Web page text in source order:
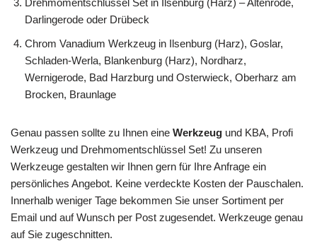
Darlingerode oder Drübeck
Chrom Vanadium Werkzeug in Ilsenburg (Harz), Goslar,
Schladen-Werla, Blankenburg (Harz), Nordharz,
Wernigerode, Bad Harzburg und Osterwieck, Oberharz am
Brocken, Braunlage
Genau passen sollte zu Ihnen eine Werkzeug und KBA, Profi
Werkzeug und Drehmomentschlüssel Set! Zu unseren
Werkzeuge gestalten wir Ihnen gern für Ihre Anfrage ein
persönliches Angebot. Keine verdeckte Kosten der Pauschalen.
Innerhalb weniger Tage bekommen Sie unser Sortiment per
Email und auf Wunsch per Post zugesendet. Werkzeuge genau
auf Sie zugeschnitten.